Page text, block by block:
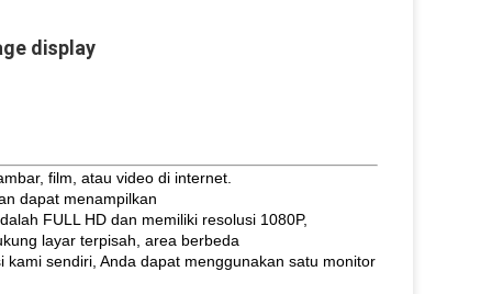
display
film, atau video di internet.
dapat menampilkan
FULL HD dan memiliki resolusi 1080P,
layar terpisah, area berbeda
sendiri, Anda dapat menggunakan satu monitor